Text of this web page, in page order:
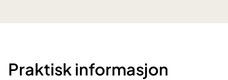
Praktisk informasjon